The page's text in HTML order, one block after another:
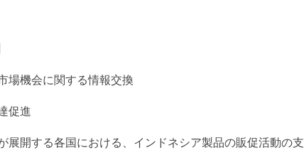
場機会に関する情報交換
促進
展開する各国における、インドネシア製品の販促活動の支